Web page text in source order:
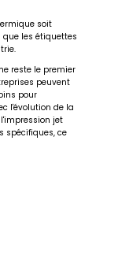
soit
les étiquettes
reste le premier
peuvent
pour
l'évolution de la
jet
spécifiques, ce